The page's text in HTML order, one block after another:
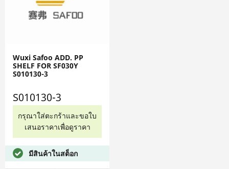
Wuxi Safoo ADD. PP
SHELF FOR SF030Y
S010130-3
S010130-3
กรุณาใส่ตะกร้าและขอใบ
เสนอราคาเพื่อดูราคา
มีสินค้าในสต็อก